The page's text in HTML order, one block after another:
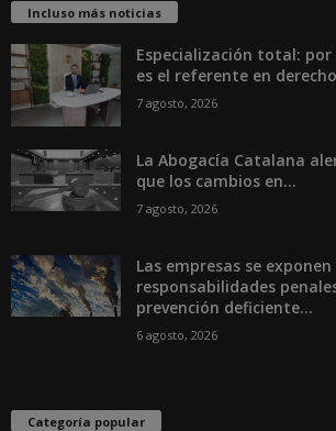
Incluso más noticias
Especialización total: por
es el referente en
7 agosto, 2026
La Abogacía Catalana
que los cambios en...
7 agosto, 2026
Las empresas se exponen
responsabilidades
prevención deficiente...
6 agosto, 2026
Categoría popular